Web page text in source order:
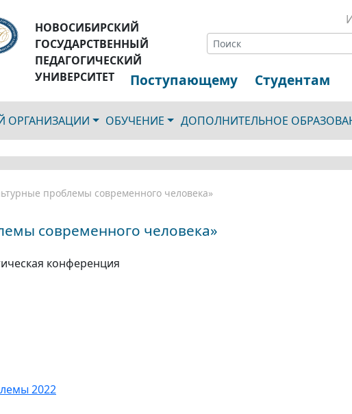
НОВОСИБИРСКИЙ
ГОСУДАРСТВЕННЫЙ
ПЕДАГОГИЧЕСКИЙ
УНИВЕРСИТЕТ
Поступающему Студентам
ОРГАНИЗАЦИИ ОБУЧЕНИЕ ДОПОЛНИТЕЛЬНОЕ
проблемы современного человека»
современного человека»
конференция
2022